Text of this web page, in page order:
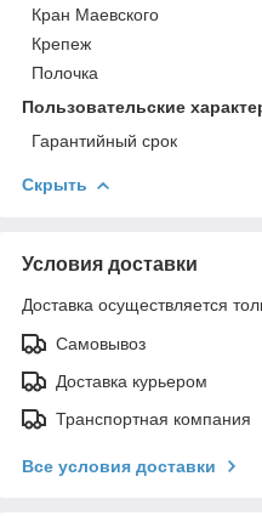
Кран Маевского
Крепеж
Полочка
Пользовательские
Гарантийный срок
Скрыть
Условия доставки
Доставка осуществляется
Самовывоз
Доставка курьером
Транспортная компания
Все условия доставки